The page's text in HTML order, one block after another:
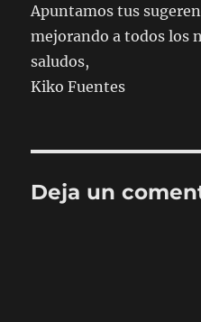
Apuntamos tus
mejorando a todos los
saludos,
Kiko Fuentes
Deja un